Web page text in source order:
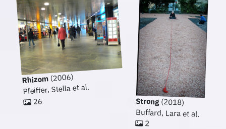
Rhizom(2006)
Pfeiffer, Stella et al.
26 Strong(2018)
Buffard, Lara et al.
2